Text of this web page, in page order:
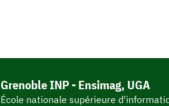
Grenoble INP - Ensimag, UGA
École nationale supérieure